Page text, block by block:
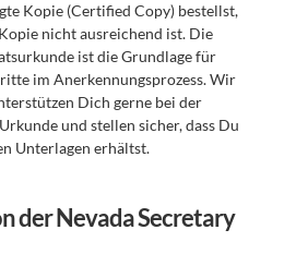
Kopie (Certified Copy) bestellst,
nicht ausreichend ist. Die
ist die Grundlage für
im Anerkennungsprozess. Wir
Dich gerne bei der
und stellen sicher, dass Du
Unterlagen erhältst.
der Nevada Secretary